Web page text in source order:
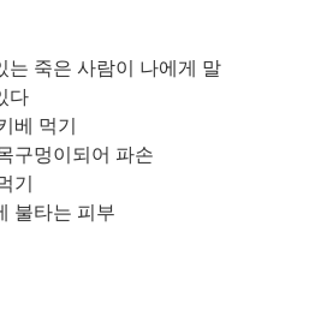
는 죽은 사람이 나에게 말
다
베 먹기
구멍이되어 파손
기
불타는 피부